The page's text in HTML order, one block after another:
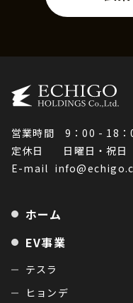
営業時間 9：00 - 18：
定休日 日曜日・祝日
E-mail
ホーム
EV事業
テスラ
ヒョンデ